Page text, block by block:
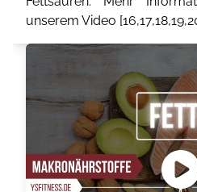
unserem Video [16,17,18,19,